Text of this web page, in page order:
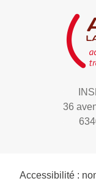
36
Accessibilité :